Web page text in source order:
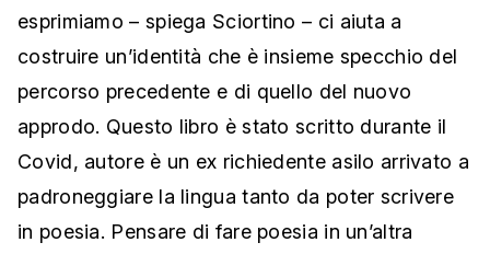
esprimiamo – spiega Sciortino – ci aiuta a
costruire un’identità che è insieme specchio del
percorso precedente e di quello del nuovo
approdo. Questo libro è stato scritto durante il
Covid, autore è un ex richiedente asilo arrivato a
padroneggiare la lingua tanto da poter scrivere
in poesia. Pensare di fare poesia in un’altra